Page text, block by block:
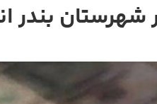
بندر